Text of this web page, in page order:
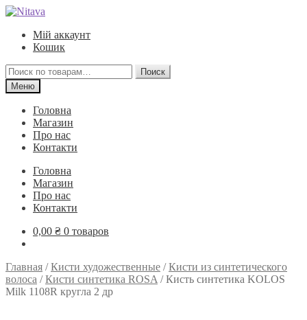
Перейти
навигации
Перейти
содержимому
Мій аккаунт
Кошик
Искать:
Поиск
Меню
Головна
Магазин
Про нас
Контакти
Головна
Магазин
Про нас
Контакти
0,00 ₴ 0 товаров
Главная /Кисти художественные /Кисти из синтетического
волоса /Кисти синтетика ROSA /Кисть синтетика KOLOS
Milk 1108R кругла 2 др